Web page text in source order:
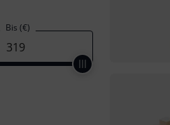
Bis (€)